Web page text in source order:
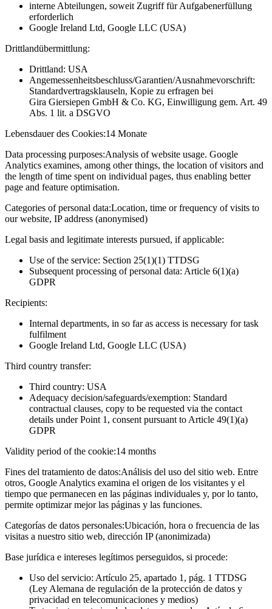
interne Abteilungen, soweit Zugriff für Aufgabenerfüllung
erforderlich
Google Ireland Ltd, Google LLC (USA)
Drittlandübermittlung:
Drittland: USA
Angemessenheitsbeschluss/Garantien/Ausnahmevorschrift:
Standardvertragsklauseln, Kopie zu erfragen bei
Gira Giersiepen GmbH & Co. KG, Einwilligung gem. Art. 49
Abs. 1 lit. a DSGVO
Lebensdauer des Cookies:14 Monate
Data processing purposes:Analysis of website usage. Google
Analytics examines, among other things, the location of visitors and
the length of time spent on individual pages, thus enabling better
page and feature optimisation.
Categories of personal data:Location, time or frequency of visits to
our website, IP address (anonymised)
Legal basis and legitimate interests pursued, if applicable:
Use of the service: Section 25(1)(1) TTDSG
Subsequent processing of personal data: Article 6(1)(a)
GDPR
Recipients:
Internal departments, in so far as access is necessary for task
fulfilment
Google Ireland Ltd, Google LLC (USA)
Third country transfer:
Third country: USA
Adequacy decision/safeguards/exemption: Standard
contractual clauses, copy to be requested via the contact
details under Point 1, consent pursuant to Article 49(1)(a)
GDPR
Validity period of the cookie:14 months
Fines del tratamiento de datos:Análisis del uso del sitio web. Entre
otros, Google Analytics examina el origen de los visitantes y el
tiempo que permanecen en las páginas individuales y, por lo tanto,
permite optimizar mejor las páginas y las funciones.
Categorías de datos personales:Ubicación, hora o frecuencia de las
visitas a nuestro sitio web, dirección IP (anonimizada)
Base jurídica e intereses legítimos perseguidos, si procede:
Uso del servicio: Artículo 25, apartado 1, pág. 1 TTDSG
(Ley Alemana de regulación de la protección de datos y
privacidad en telecomunicaciones y medios)